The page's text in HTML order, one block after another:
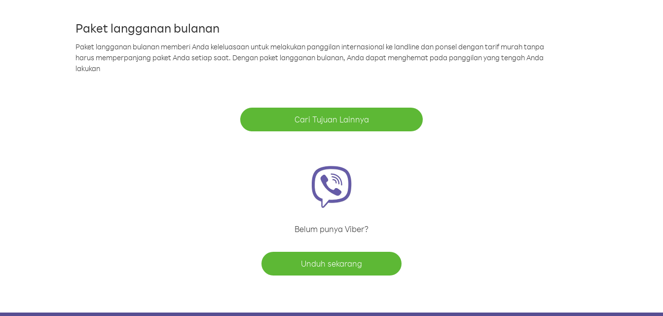
Paket langganan bulanan
Paket langganan bulanan memberi Anda keleluasaan untuk melakukan panggilan internasional ke landline dan ponsel dengan tarif murah tanpa
harus memperpanjang paket Anda setiap saat. Dengan paket langganan bulanan, Anda dapat menghemat pada panggilan yang tengah Anda
lakukan
Cari Tujuan Lainnya
Belum punya Viber?
Unduh sekarang